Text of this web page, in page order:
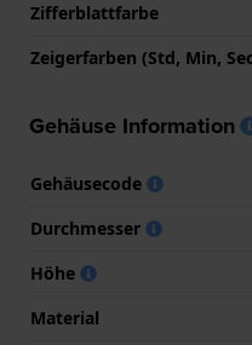
Zifferblattfarbe
Zeigerfarben (Std, Min,
Gehäuse Information
Gehäusecode
Durchmesser
Höhe
Material